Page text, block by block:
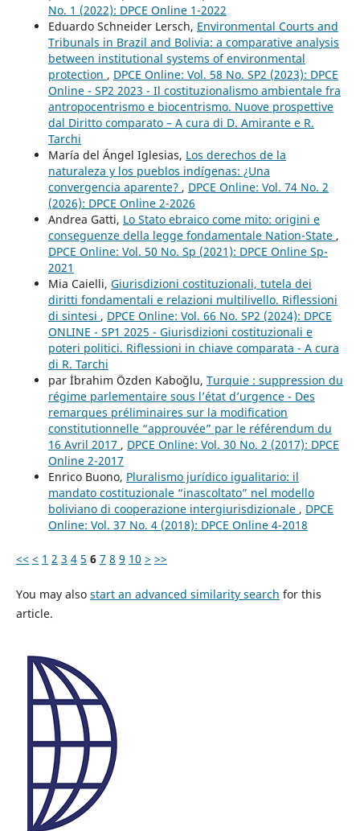
No. 1 (2022): DPCE Online 1-2022
Eduardo Schneider Lersch, Environmental Courts and
Tribunals in Brazil and Bolivia: a comparative analysis
between institutional systems of environmental
protection , DPCE Online: Vol. 58 No. SP2 (2023): DPCE
Online - SP2 2023 - Il costituzionalismo ambientale fra
antropocentrismo e biocentrismo. Nuove prospettive
dal Diritto comparato – A cura di D. Amirante e R.
Tarchi
María del Ángel Iglesias, Los derechos de la
naturaleza y los pueblos indígenas: ¿Una
convergencia aparente? , DPCE Online: Vol. 74 No. 2
(2026): DPCE Online 2-2026
Andrea Gatti, Lo Stato ebraico come mito: origini e
conseguenze della legge fondamentale Nation-State ,
DPCE Online: Vol. 50 No. Sp (2021): DPCE Online Sp-
2021
Mia Caielli, Giurisdizioni costituzionali, tutela dei
diritti fondamentali e relazioni multilivello. Riflessioni
di sintesi , DPCE Online: Vol. 66 No. SP2 (2024): DPCE
ONLINE - SP1 2025 - Giurisdizioni costituzionali e
poteri politici. Riflessioni in chiave comparata - A cura
di R. Tarchi
par İbrahim Özden Kaboğlu, Turquie : suppression du
régime parlementaire sous l’état d’urgence - Des
remarques préliminaires sur la modification
constitutionnelle “approuvée” par le référendum du
16 Avril 2017 , DPCE Online: Vol. 30 No. 2 (2017): DPCE
Online 2-2017
Enrico Buono, Pluralismo jurídico igualitario: il
mandato costituzionale “inascoltato” nel modello
boliviano di cooperazione intergiurisdizionale , DPCE
Online: Vol. 37 No. 4 (2018): DPCE Online 4-2018
<< < 1 2 3 4 5 6 7 8 9 10 > >>
You may also start an advanced similarity search for this
article.